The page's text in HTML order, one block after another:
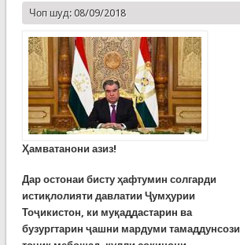
Чоп шуд: 08/09/2018
Ҳамватанони азиз!
Дар остонаи бисту ҳафтумин солгарди
истиқлолияти давлатии Ҷумҳурии
Тоҷикистон, ки муқаддастарин ва
бузургтарин ҷашни мардуми тамаддунсози